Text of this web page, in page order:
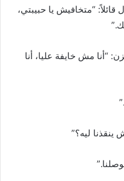
“متخافيش يا حبيبتي،
“أنا مش خايفة عليا، أنا
ليه؟”